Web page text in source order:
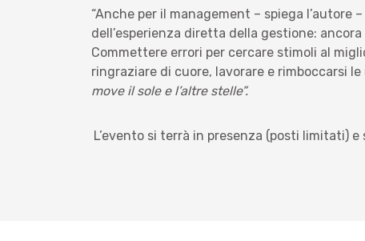
“Anche per il management – spiega
dell’esperienza diretta della gestione:
Commettere errori per cercare stimoli al
ringraziare di cuore, lavorare e rimboccarsi le
move il sole e l’altre stelle”.
L’evento si terrà in presenza (posti limitati) e